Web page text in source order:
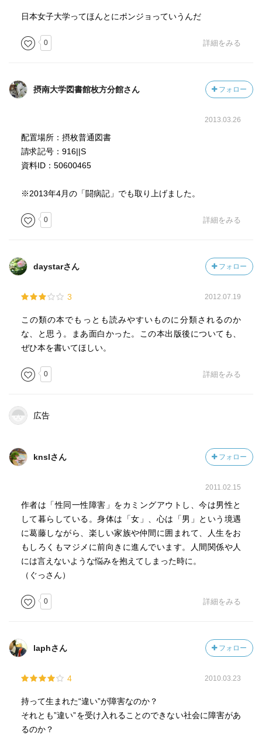
日本女子大学ってほんとにポンジョっていうんだ
0 詳細をみる
摂南大学図書館枚方分館さん フォロー
2013.03.26
配置場所：摂枚普通図書
請求記号：916||S
資料ID：50600465
※2013年4月の「闘病記」でも取り上げました。
0 詳細をみる
daystarさん フォロー
3 2012.07.19
この類の本でもっとも読みやすいものに分類されるのか
な、と思う。まあ面白かった。この本出版後についても、
ぜひ本を書いてほしい。
0 詳細をみる
広告
knslさん フォロー
2011.02.15
作者は「性同一性障害」をカミングアウトし、今は男性と
して暮らしている。身体は「女」、心は「男」という境遇
に葛藤しながら、楽しい家族や仲間に囲まれて、人生をお
もしろくもマジメに前向きに進んでいます。人間関係や人
には言えないような悩みを抱えてしまった時に。
（ぐっさん）
0 詳細をみる
laphさん フォロー
4 2010.03.23
持って生まれた“違い”が障害なのか？
それとも”違い”を受け入れることのできない社会に障害があ
るのか？